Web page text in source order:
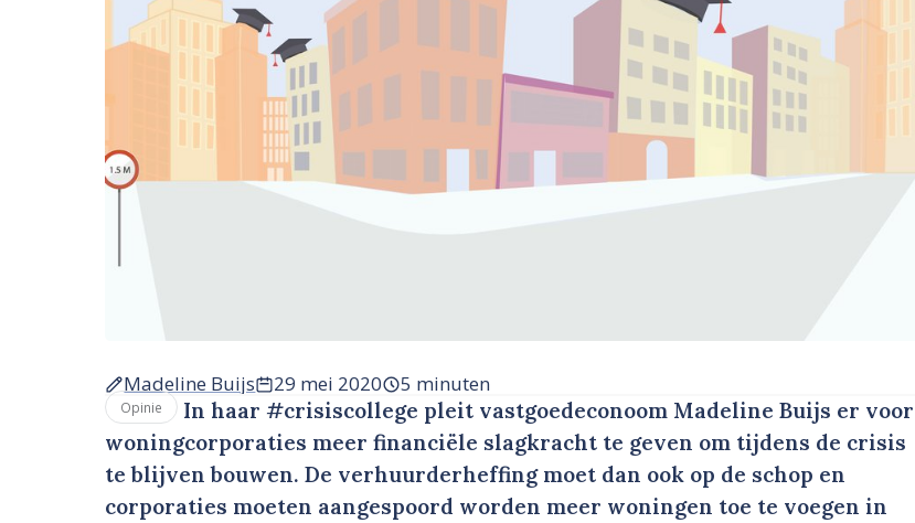
Madeline Buijs 29 mei 2020 5 minuten
Opinie
In haar #crisiscollege pleit vastgoedeconoom Madeline Buijs er voor
woningcorporaties meer financiële slagkracht te geven om tijdens de crisis
te blijven bouwen. De verhuurderheffing moet dan ook op de schop en
corporaties moeten aangespoord worden meer woningen toe te voegen in